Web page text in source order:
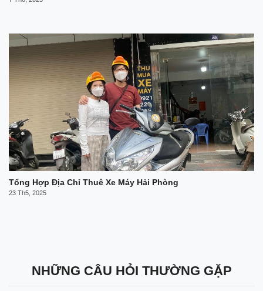
Tổng Hợp Địa Chỉ Thuê Xe Máy Hải Phòng
23 Th5, 2025
NHỮNG CÂU HỎI THƯỜNG GẶP